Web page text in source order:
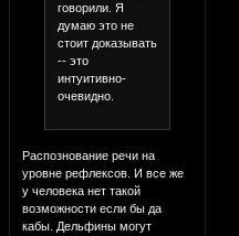
говорили. Я
думаю это не
стоит доказывать
-- это
интуитивно-
очевидно.
Распознование речи на
уровне рефлексов. И все же
у человека нет такой
возможности если бы да
кабы. Дельфины могут